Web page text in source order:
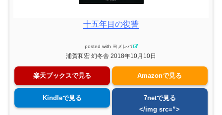
十五年目の復讐
posted with ヨメレバ
浦賀和宏 幻冬舎 2018年10月10日
楽天ブックスで見る Amazonで見る
Kindleで見る
7netで見る
</img src=”>